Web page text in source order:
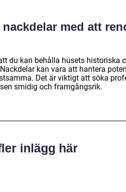
med att
du kan behålla husets historiska
kan vara att hantera
Det är viktigt att söka
smidig och framgångsrik.
inlägg här